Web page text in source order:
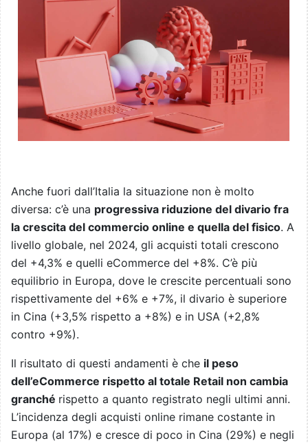
Anche fuori dall’Italia la situazione non è molto
diversa: c’è una progressiva riduzione del divario fra
la crescita del commercio online e quella del fisico. A
livello globale, nel 2024, gli acquisti totali crescono
del +4,3% e quelli eCommerce del +8%. C’è più
equilibrio in Europa, dove le crescite percentuali sono
rispettivamente del +6% e +7%, il divario è superiore
in Cina (+3,5% rispetto a +8%) e in USA (+2,8%
contro +9%).
Il risultato di questi andamenti è che il peso
dell’eCommerce rispetto al totale Retail non cambia
granché rispetto a quanto registrato negli ultimi anni.
L’incidenza degli acquisti online rimane costante in
Europa (al 17%) e cresce di poco in Cina (29%) e negli